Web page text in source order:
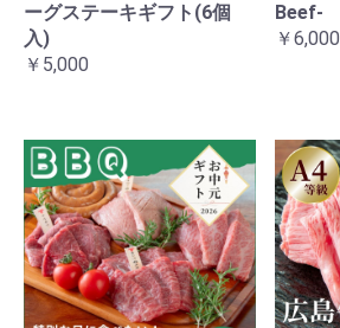
ーグステーキギフト(6個
入)
￥5,000
Beef-
￥6,000